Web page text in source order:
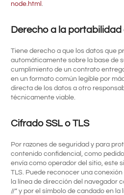
node.html.
Derecho a la
Tiene derecho a que los datos que
automáticamente sobre la base de
cumplimiento de un contrato
en un formato común legible por
directa de los datos a otro
técnicamente viable.
Cifrado SSL o TLS
Por razones de seguridad y para
contenido confidencial, como
envía como operador del sitio, este
TLS. Puede reconocer una
la línea de dirección del navegador
//” y por el símbolo de candado en la